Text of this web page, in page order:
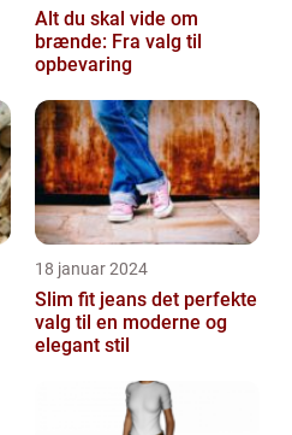
Alt du skal vide om
brænde: Fra valg til
opbevaring
18 januar 2024
Slim fit jeans det perfekte
valg til en moderne og
elegant stil